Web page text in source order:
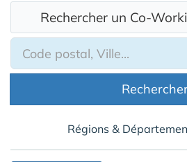
Rechercher un Co-
Régions &